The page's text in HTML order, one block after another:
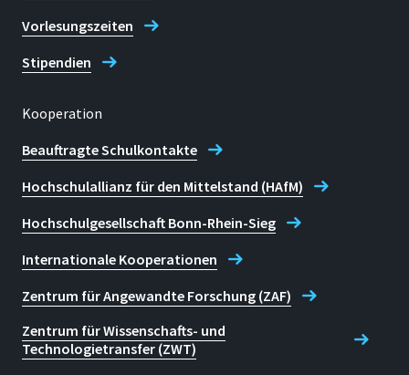
Vorlesungszeiten
Stipendien
Kooperation
Beauftragte Schulkontakte
Hochschulallianz für den Mittelstand (HAfM)
Hochschulgesellschaft Bonn-Rhein-Sieg
Internationale Kooperationen
Zentrum für Angewandte Forschung (ZAF)
Zentrum für Wissenschafts- und
Technologietransfer (ZWT)